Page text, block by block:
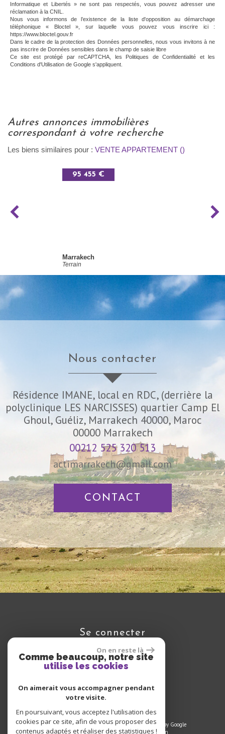
On en reste là
Comme beaucoup, notre site
utilise les cookies
On aimerait vous accompagner pendant
votre visite.
En poursuivant, vous acceptez l'utilisation des
cookies par ce site, afin de vous proposer des
contenus adaptés et réaliser des statistiques !
Informatique et Libertés » ne sont pas respectés, vous pouvez adresser une
réclamation à la CNIL.
Nous vous informons de l’existence de la liste d'opposition au démarchage
téléphonique « Bloctel », sur laquelle vous pouvez vous inscrire ici :
https://www.bloctel.gouv.fr
Dans le cadre de la protection des Données personnelles, nous vous invitons à ne
pas inscrire de Données sensibles dans le champ de saisie libre
Ce site est protégé par reCAPTCHA, les Politiques de Confidentialité et les
Conditions d'Utilisation de Google s'appliquent.
autres annonces immobilières
correspondant à votre recherche
Les biens similaires pour : VENTE APPARTEMENT ()
95 455 €
Marrakech
Terrain
nous contacter
Résidence IMANE, local en RDC, (derrière la
polyclinique LES NARCISSES) quartier Camp El
Ghoul, Guéliz, Marrakech 40000, Maroc
00000 Marrakech
00212 525 320 513
actimarrakech@gmail.com
CONTACT
se connecter
Espace propriétaire
© 2025 | Tous droits réservés | Traduction powered by Google
Plan du site-Mentions légales-Liens-Admin